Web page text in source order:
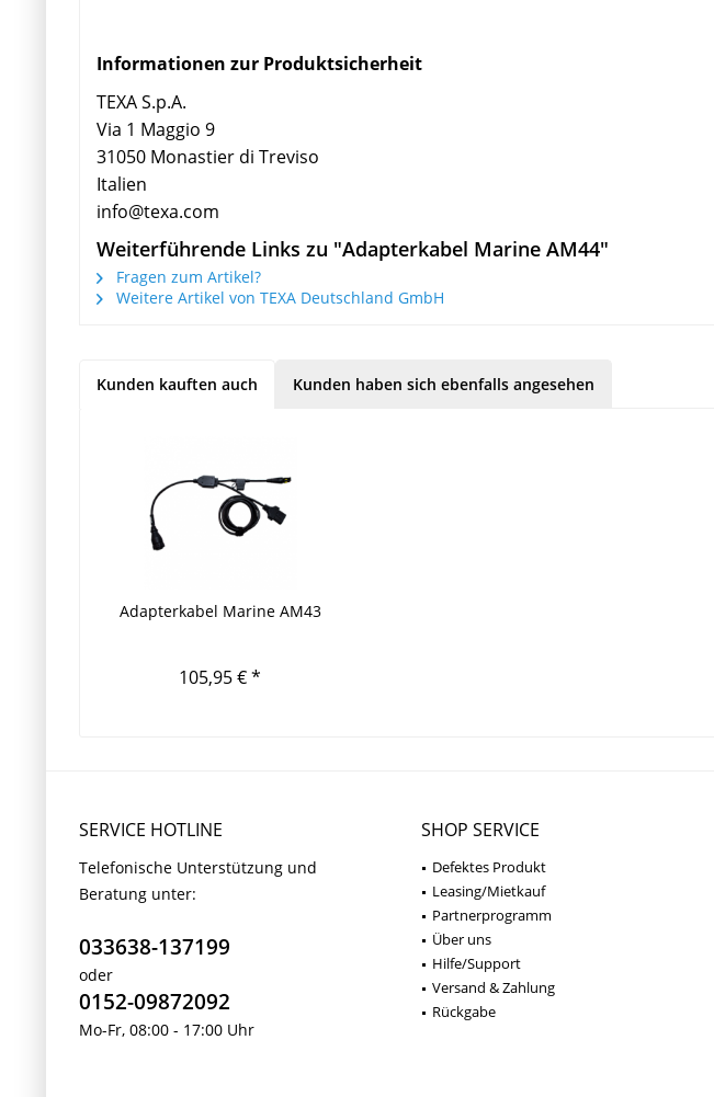
Informationen zur Produktsicherheit
TEXA S.p.A.
Via 1 Maggio 9
31050 Monastier di Treviso
Italien
info@texa.com
Weiterführende Links zu "Adapterkabel Marine AM44"
Fragen zum Artikel?
Weitere Artikel von TEXA Deutschland GmbH
Kunden kauften auch Kunden haben sich ebenfalls angesehen
Adapterkabel Marine AM43
105,95 € *
SERVICE HOTLINE
Telefonische Unterstützung und
Beratung unter:
033638-137199
oder
0152-09872092
Mo-Fr, 08:00 - 17:00 Uhr
SHOP SERVICE
Defektes Produkt
Leasing/Mietkauf
Partnerprogramm
Über uns
Hilfe/Support
Versand & Zahlung
Rückgabe